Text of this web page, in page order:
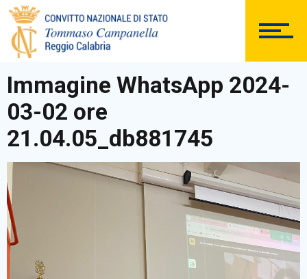
SEGRETERIA
PERSONALE
Immagine WhatsApp 2024-
03-02 ore
21.04.05_db881745